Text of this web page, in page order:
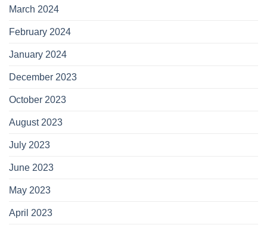
March 2024
February 2024
January 2024
December 2023
October 2023
August 2023
July 2023
June 2023
May 2023
April 2023